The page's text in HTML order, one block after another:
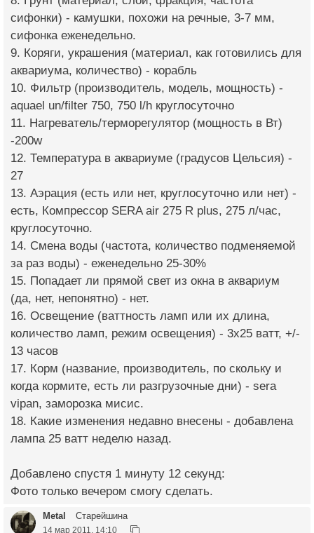
сифонки) - камушки, похожи на речные, 3-7 мм,
сифонка еженедельно.
9. Коряги, украшения (материал, как готовились для
аквариума, количество) - корабль
10. Фильтр (производитель, модель, мощность) -
aquael un/filter 750, 750 l/h круглосуточно
11. Нагреватель/терморегулятор (мощность в Вт)
-200w
12. Температура в аквариуме (градусов Цельсия) -
27
13. Аэрация (есть или нет, круглосуточно или нет) -
есть, Компрессор SERA air 275 R plus, 275 л/час,
круглосуточно.
14. Смена воды (частота, количество подменяемой
за раз воды) - еженедельно 25-30%
15. Попадает ли прямой свет из окна в аквариум
(да, нет, непонятно) - нет.
16. Освещение (ваттность ламп или их длина,
количество ламп, режим освещения) - 3х25 ватт, +/-
13 часов
17. Корм (название, производитель, по скольку и
когда кормите, есть ли разгрузочные дни) - sera
vipan, заморозка мисис.
18. Какие изменения недавно внесены - добавлена
лампа 25 ватт неделю назад.
Добавлено спустя 1 минуту 12 секунд:
Фото только вечером смогу сделать.
Metal Старейшина
14 мар 2011, 14:10